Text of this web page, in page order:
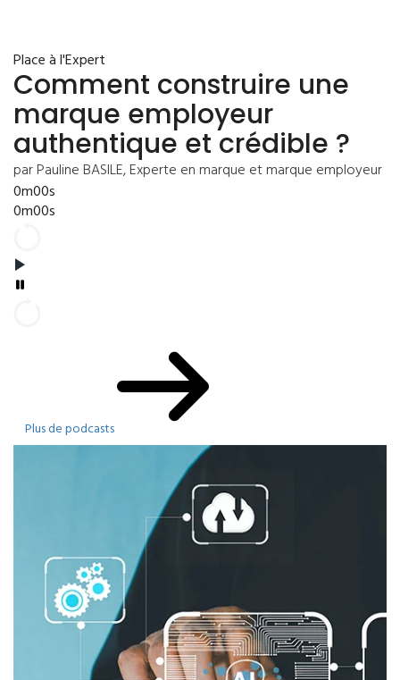
Place à l'Expert
Comment construire une
marque employeur
authentique et crédible ?
par Pauline BASILE, Experte en marque et marque employeur
0m00s
0m00s
Plus de podcasts